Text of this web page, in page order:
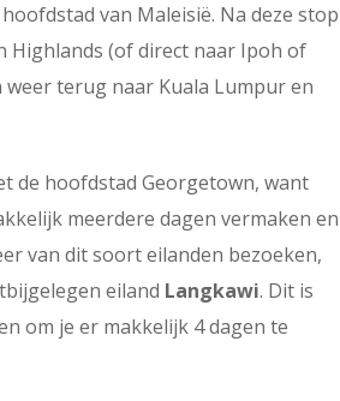
van Maleisië. Na deze stop
Highlands (of direct naar Ipoh of
weer terug naar Kuala Lumpur en
de hoofdstad Georgetown, want
meerdere dagen vermaken en
van dit soort eilanden bezoeken,
eiland Langkawi. Dit is
om je er makkelijk 4 dagen te